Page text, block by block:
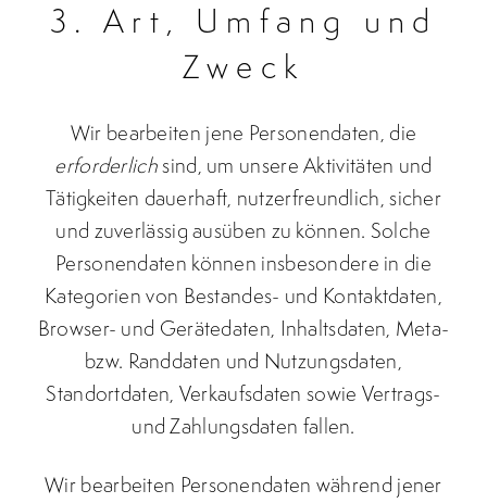
3. Art, Umfang und
Zweck
Wir bearbeiten jene Personendaten, die
erforderlichsind, um unsere Aktivitäten und
Tätigkeiten dauerhaft, nutzerfreundlich, sicher
und zuverlässig ausüben zu können. Solche
Personendaten können insbesondere in die
Kategorien von Bestandes- und Kontaktdaten,
Browser- und Gerätedaten, Inhaltsdaten, Meta-
bzw. Randdaten und Nutzungsdaten,
Standortdaten, Verkaufsdaten sowie Vertrags-
und Zahlungsdaten fallen.
Wir bearbeiten Personendaten während jener